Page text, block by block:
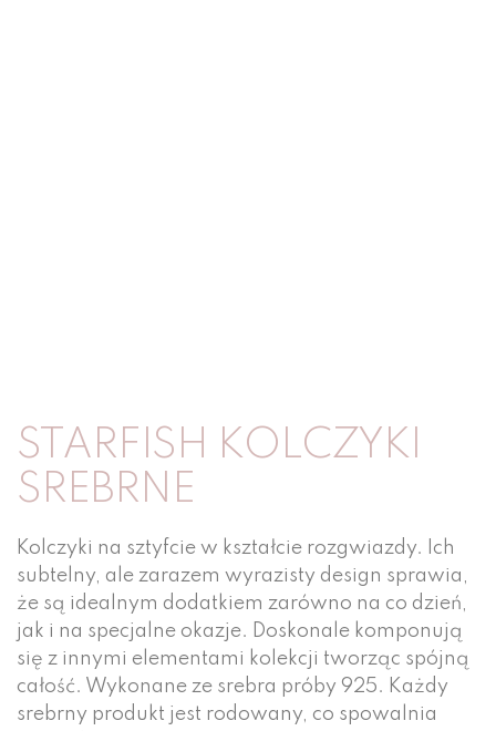
STARFISH KOLCZYKI
SREBRNE
Kolczyki na sztyfcie w kształcie rozgwiazdy. Ich
subtelny, ale zarazem wyrazisty design sprawia,
że są idealnym dodatkiem zarówno na co dzień,
jak i na specjalne okazje. Doskonale komponują
się z innymi elementami kolekcji tworząc spójną
całość. Wykonane ze srebra próby 925. Każdy
srebrny produkt jest rodowany, co spowalnia